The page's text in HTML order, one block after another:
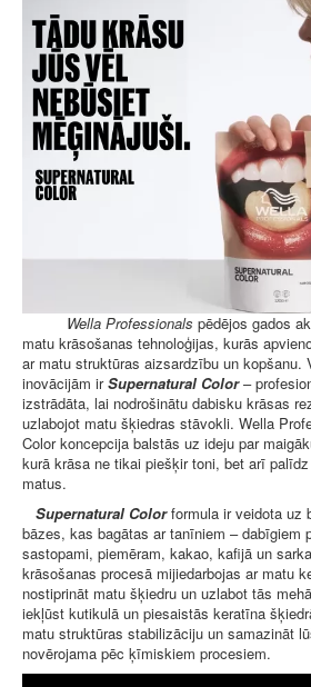
Wella Professionals pēdējos gados
matu krāsošanas tehnoloģijas, kurās
ar matu struktūras aizsardzību un kopšanu.
inovācijām irSupernatural Color–
izstrādāta, lai nodrošinātu dabisku krāsas
uzlabojot matu šķiedras stāvokli. Wella
Color koncepcija balstās uz ideju par
kurā krāsa ne tikai piešķir toni, bet arī
matus.
Supernatural Colorformula ir veidota uz
bāzes, kas bagātas ar tanīniem – dabīgiem
sastopami, piemēram, kakao, kafijā un
krāsošanas procesā mijiedarbojas ar matu
nostiprināt matu šķiedru un uzlabot tās
iekļūst kutikulā un piesaistās keratīna
matu struktūras stabilizāciju un samazināt
novērojama pēc ķīmiskiem procesiem.